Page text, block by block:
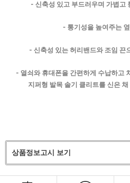
- 신축성 있고 부드러우며 가볍고
- 통기성을 높여주는
- 신축성 있는 허리밴드와 조임 끈
- 열쇠와 휴대폰을 간편하게 수납하고
지퍼형 발목 솔기 클리트를 신은
상품정보고시 보기